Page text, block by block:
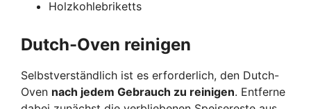
Holzkohlebriketts
Dutch-Oven reinigen
Selbstverständlich ist es erforderlich, den Dutch-
Oven nach jedem Gebrauch zu reinigen. Entferne